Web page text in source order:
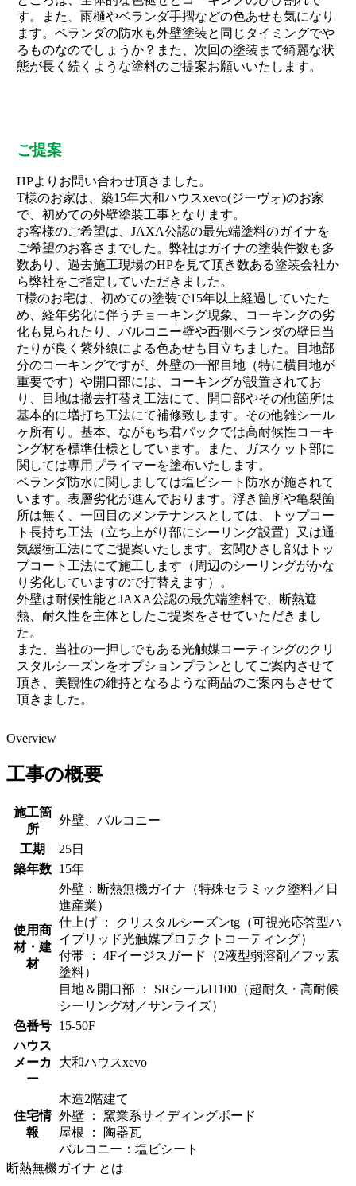
す。また、雨樋やベランダ手摺などの色あせも気になり
ます。ベランダの防水も外壁塗装と同じタイミングでや
るものなのでしょうか？また、次回の塗装まで綺麗な状
態が長く続くような塗料のご提案お願いいたします。
ご提案
HPよりお問い合わせ頂きました。
T様のお家は、築15年大和ハウスxevo(ジーヴォ)のお家
で、初めての外壁塗装工事となります。
お客様のご希望は、JAXA公認の最先端塗料のガイナを
ご希望のお客さまでした。弊社はガイナの塗装件数も多
数あり、過去施工現場のHPを見て頂き数ある塗装会社か
ら弊社をご指定していただきました。
T様のお宅は、初めての塗装で15年以上経過していたた
め、経年劣化に伴うチョーキング現象、コーキングの劣
化も見られたり、バルコニー壁や西側ベランダの壁日当
たりが良く紫外線による色あせも目立ちました。目地部
分のコーキングですが、外壁の一部目地（特に横目地が
重要です）や開口部には、コーキングが設置されてお
り、目地は撤去打替え工法にて、開口部やその他箇所は
基本的に増打ち工法にて補修致します。その他雑シール
ヶ所有り。基本、ながもち君パックでは高耐候性コーキ
ング材を標準仕様としています。また、ガスケット部に
関しては専用プライマーを塗布いたします。
ベランダ防水に関しましては塩ビシート防水が施されて
います。表層劣化が進んでおります。浮き箇所や亀裂箇
所は無く、一回目のメンテナンスとしては、トップコー
ト長持ち工法（立ち上がり部にシーリング設置）又は通
気緩衝工法にてご提案いたします。玄関ひさし部はトッ
プコート工法にて施工します（周辺のシーリングがかな
り劣化していますので打替えます）。
外壁は耐候性能とJAXA公認の最先端塗料で、断熱遮
熱、耐久性を主体としたご提案をさせていただきまし
た。
また、当社の一押しでもある光触媒コーティングのクリ
スタルシーズンをオプションプランとしてご案内させて
頂き、美観性の維持となるような商品のご案内もさせて
頂きました。
Overview
工事の概要
施工箇
所
外壁、バルコニー
工期
25日
築年数
15年
使用商
材・建
材
外壁：断熱無機ガイナ（特殊セラミック塗料／日
進産業）
仕上げ ： クリスタルシーズンtg（可視光応答型ハ
イブリッド光触媒プロテクトコーティング）
付帯 ： 4Fイージスガード（2液型弱溶剤／フッ素
塗料）
目地＆開口部 ： SRシールH100（超耐久・高耐候
シーリング材／サンライズ）
色番号
15-50F
ハウス
メーカ
ー
大和ハウスxevo
住宅情
報
木造2階建て
外壁 ： 窯業系サイディングボード
屋根 ： 陶器瓦
バルコニー：塩ビシート
断熱無機ガイナ とは